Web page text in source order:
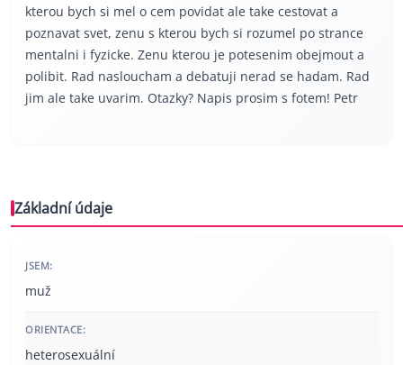
kterou bych si mel o cem povidat ale take cestovat a
poznavat svet, zenu s kterou bych si rozumel po strance
mentalni i fyzicke. Zenu kterou je potesenim obejmout a
polibit. Rad nasloucham a debatuji nerad se hadam. Rad
jim ale take uvarim. Otazky? Napis prosim s fotem! Petr
Základní údaje
JSEM:
muž
ORIENTACE:
heterosexuální